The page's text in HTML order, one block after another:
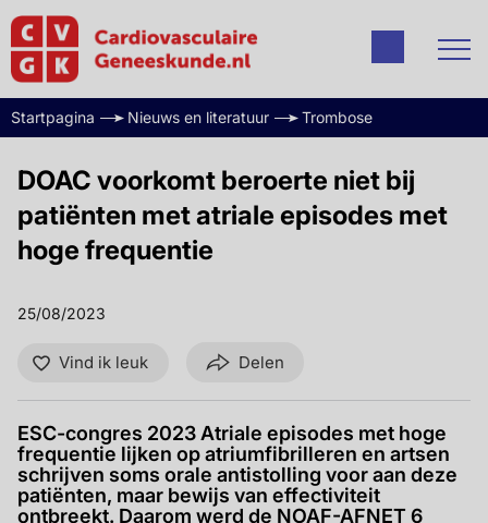
Startpagina Nieuws en literatuur Trombose
DOAC voorkomt beroerte niet bij
patiënten met atriale episodes met
hoge frequentie
25/08/2023
Vind ik leuk Delen
ESC-congres 2023 Atriale episodes met hoge
frequentie lijken op atriumfibrilleren en artsen
schrijven soms orale antistolling voor aan deze
patiënten, maar bewijs van effectiviteit
ontbreekt. Daarom werd de NOAF-AFNET 6